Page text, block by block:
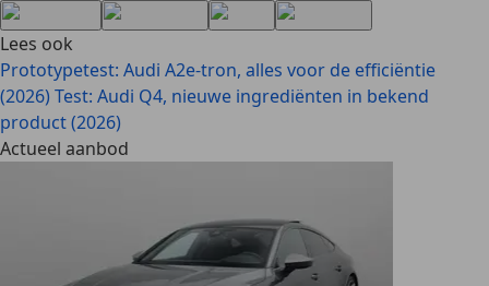
Lees ook
Prototypetest: Audi A2e-tron, alles voor de efficiëntie
(2026) Test: Audi Q4, nieuwe ingrediënten in bekend
product (2026)
Actueel aanbod